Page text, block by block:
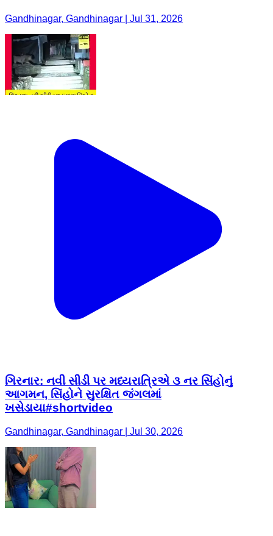
Gandhinagar, Gandhinagar | Jul 31, 2026
ગિરનાર: નવી સીડી પર મધ્યરાત્રિએ ૩ નર સિંહોનું
આગમન, સિંહોને સુરક્ષિત જંગલમાં
ખસેડાયા#shortvideo
Gandhinagar, Gandhinagar | Jul 30, 2026